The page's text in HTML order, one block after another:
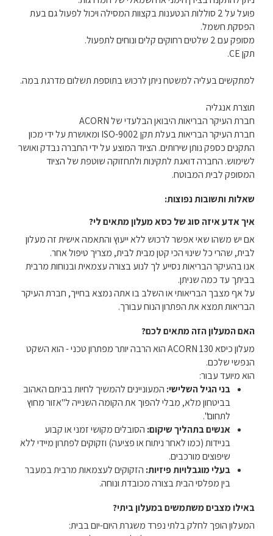
פועל על 2 סוללות הנטענות בקצוות המסילה ויכול לפעול גם בעת
הפסקת חשמל.
מסופק עם 2 שלטים רחוקים קלים ונוחים לתפעול.
תקן CE.
למתקשים בעליה למשטח ניתן לרכוש בתוספת תשלום מדרגת במה.
תוצרת אנגליה
חברת העיקר הבריאות היבואן הבלעדי של ACORN
חברת העיקר הבריאות בעלת תקן ISO-9002 ומאושרת על ידי מכון
התקנים כספק נותן שירותים. הציוד המוצע על ידי החברה נבדק ואושר
לשימוש. החברה דואגת לתקינות ולתחזוקה שוטפת של הציוד
המסופק לבית המבוטח.
שאלות ותשובות נפוצות:
איך אדע איזה סוג של כסא מעלון מתאים לי?
אם יש משהו שאי אפשר לרכוש ללא ייעוץ והתאמה אישית זה מעלון
לבית, שהרי כל שינוי הכי קטן מבית לבית, מצריך טיפול אחר.
אנו בהעיקר הבריאות נסייע לך לנוע בצורה עצמאית ובנוחות מרבית
בביתך עד כמה שניתן.
על אף מצבך הבריאותי או השלב בו אתה נמצא בחייך, חברת העיקר
הבריאות תמצא את הפתרון הנוח עבורך.
האם המעלון הזה מתאים לכם?
מעלון כיסא ACORN 130 הוא הרבה יותר מפתרון טכני - הוא השקט
הנפשי שלכם.
הוא מיועד עבור:
בני הגיל השלישי: המעוניינים להמשיך לחיות בביתם האהוב
בביטחון מלא, מבלי להפוך את הקומה השנייה ל"אזור מחוץ
לתחום".
אנשים בתהליך שיקום: הסובלים מקושי זמני או קבוע
בניידות (כמו לאחר ניתוח או פציעה) וזקוקים לפתרון מיידי ללא
שיפוצים מורכבים.
בעלי מוגבלויות פיזיות: הזקוקים לעצמאות מרבית במעבר
בין מפלסי הבית בצורה מכובדת ונוחה.
באילו מצבים משתמשים במעלון ביתי?
המעלון הופך לחלק בלתי נפרד משגרת היום-יום בבית: